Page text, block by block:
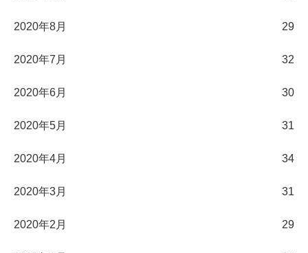
2020年8月 29
2020年7月 32
2020年6月 30
2020年5月 31
2020年4月 34
2020年3月 31
2020年2月 29